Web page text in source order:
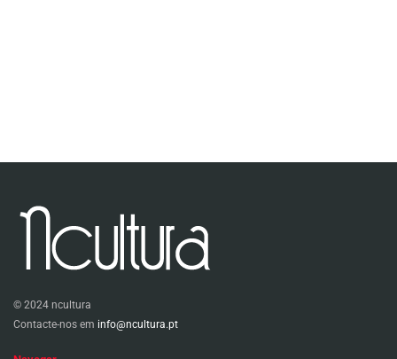
© 2024 ncultura
Contacte-nos em info@ncultura.pt